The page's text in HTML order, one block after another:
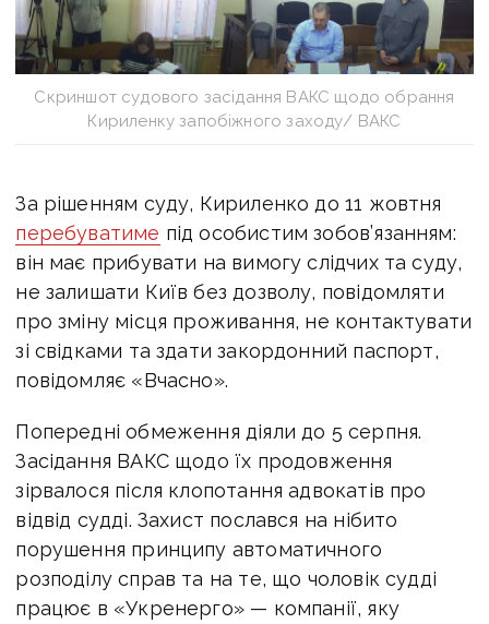
Скриншот судового засідання ВАКС щодо обрання
Кириленку запобіжного заходу/ ВАКС
За рішенням суду, Кириленко до 11 жовтня
перебуватиме під особистим зобов’язанням:
він має прибувати на вимогу слідчих та суду,
не залишати Київ без дозволу, повідомляти
про зміну місця проживання, не контактувати
зі свідками та здати закордонний паспорт,
повідомляє «Вчасно».
Попередні обмеження діяли до 5 серпня.
Засідання ВАКС щодо їх продовження
зірвалося після клопотання адвокатів про
відвід судді. Захист послався на нібито
порушення принципу автоматичного
розподілу справ та на те, що чоловік судді
працює в «Укренерго» — компанії, яку